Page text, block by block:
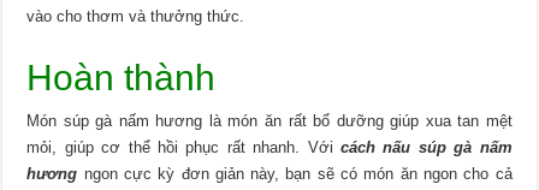
vào cho thơm và thưởng thức.
Hoàn thành
Món súp gà nấm hương là món ăn rất bổ dưỡng giúp xua tan mệt
mỏi, giúp cơ thể hồi phục rất nhanh. Vớicách nấu súp gà nấm
hương ngon cực kỳ đơn giản này, bạn sẽ có món ăn ngon cho cả